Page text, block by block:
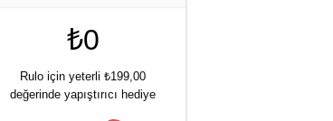
₺0
Rulo için yeterli ₺199,00
değerinde yapıştırıcı hediye